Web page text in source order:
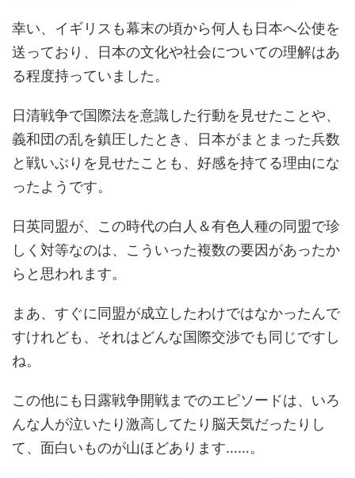
幸い、イギリスも幕末の頃から何人も日本へ公使を
送っており、日本の文化や社会についての理解はあ
る程度持っていました。
日清戦争で国際法を意識した行動を見せたことや、
義和団の乱を鎮圧したとき、日本がまとまった兵数
と戦いぶりを見せたことも、好感を持てる理由にな
ったようです。
日英同盟が、この時代の白人＆有色人種の同盟で珍
しく対等なのは、こういった複数の要因があったか
らと思われます。
まあ、すぐに同盟が成立したわけではなかったんで
すけれども、それはどんな国際交渉でも同じですし
ね。
この他にも日露戦争開戦までのエピソードは、いろ
んな人が泣いたり激高してたり脳天気だったりし
て、面白いものが山ほどあります……。